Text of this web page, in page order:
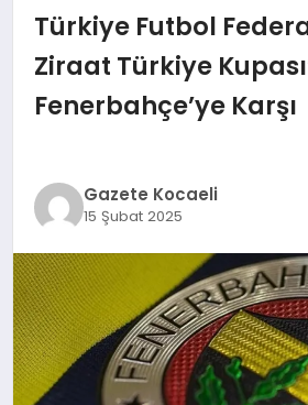
MAGAZIN
YAŞAM
DÜNYA
SAĞLIK
EĞITIM
Türkiye Futbol
Ziraat Türkiye
Fenerbahçe’ye Karşı
Gazete Kocaeli
15 Şubat 2025